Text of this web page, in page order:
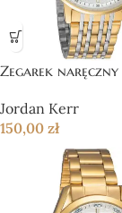
Zegarek
Jordan Kerr
150,00 zł